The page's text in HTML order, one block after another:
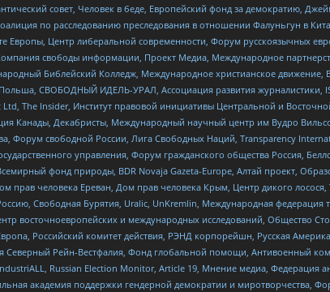
совет, Человек в беде, Европейский фонд за демократию,
по расследованию преследования в отношении Фалуньгун в
Европы, Центр либеральной современности, Форум русскоязычных
свободы информации, Проект Медиа, Международное
Библейский Колледж, Международное христианское движение,
СВОБОДНЫЙ ИДЕЛЬ-УРАЛ, Ассоциация развития
The Insider, Институт правовой инициативы Центральной и
Канады, Декабристы, Международный научный центр им Вудро
Форум свободной России, Лига Свободных Наций, Transparеncy
управления, Форум гражданского общества Россия,
фонд природы, BDR Novaja Gazeta-Europe, Алтай проект,
прав человека Ереван, Дом прав человека Крым, Центр дикого
Свободная Бурятия, Uralic, UnKremlin, Международная
восточноевропейских и международных исследований, Общество
Российский комитет действия, РЭНД корпорейшн, Русская
Северный Рейн-Вестфалия, Фонд глобальной помощи, Антивоенный
Russian Election Monitor, Article 19, Мнение медиа, Федерация
академия поддержки гендерной демократии и миротворчества,